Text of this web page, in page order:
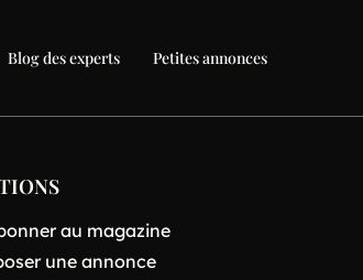
Blog des experts Petites annonces
au magazine
une annonce